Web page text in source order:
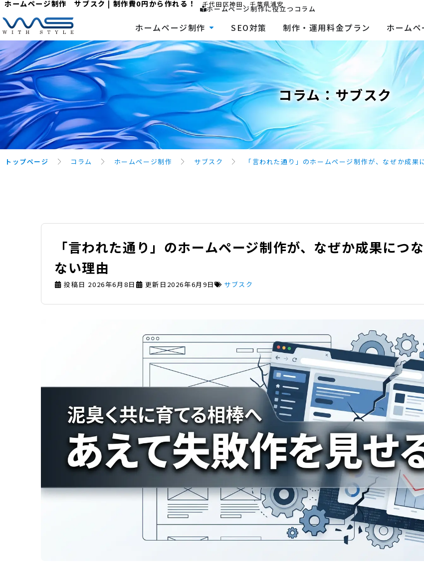
ホームページ制作 サブスク | 制作費0円から作れる！ 千代田区神田、千葉県浦安
ホームページ制作に役立つコラム
ホームページ制作 SEO対策 制作・運用料金プラン ホーム
コラム：サブスク
トップページ コラム ホームページ制作 サブスク 「言われた通り」のホームページ制作が、なぜか成果
「言われた通り」のホームページ制作が、なぜか成果につ
ない理由
投稿日 2026年6月8日 更新日2026年6月9日 サブスク